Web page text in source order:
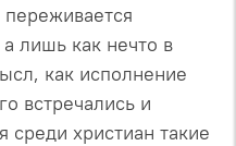
лишь как нечто в
как исполнение
встречались и
среди христиан такие